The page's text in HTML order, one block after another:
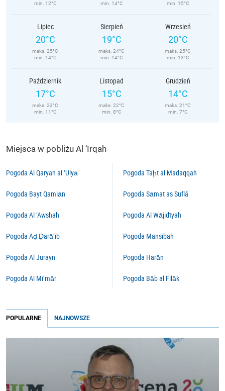
min. 12°C
min. 14°C
min. 15°C
Lipiec
20°C
maks. 25°C
min. 14°C
Sierpień
19°C
maks. 24°C
min. 14°C
Wrzesień
20°C
maks. 25°C
min. 13°C
Październik
17°C
maks. 23°C
min. 11°C
Listopad
15°C
maks. 22°C
min. 8°C
Grudzień
14°C
maks. 21°C
min. 7°C
Miejsca w pobliżu Al ‘Irqah
Pogoda Al Qaryah al ‘Ulyā
Pogoda Bayt Qamlān
Pogoda Al ‘Awshah
Pogoda Aḑ Ḑarā’ib
Pogoda Al Jurayn
Pogoda Al Mi‘mār
Pogoda Taḩt al Madaqqah
Pogoda Sāmat as Suflá
Pogoda Al Wājidīyah
Pogoda Mansibah
Pogoda Harān
Pogoda Bāb al Filāk
POPULARNE NAJNOWSZE